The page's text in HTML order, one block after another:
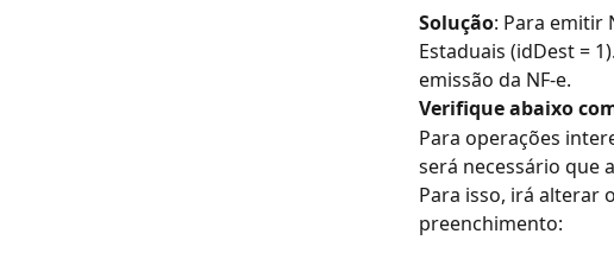
Solução: Para emitir
Estaduais (idDest =
emissão da NF-e.
Verifique abaixo
Para operações
será necessário que
Para isso, irá alterar
preenchimento: